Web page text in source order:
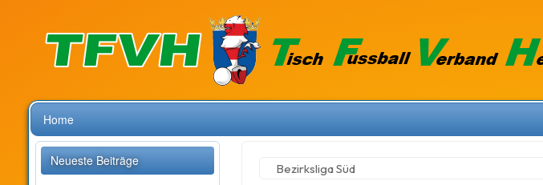
Home
Neueste Beiträge
Bezirksliga Süd